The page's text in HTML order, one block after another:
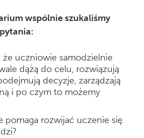
wspólnie szukaliśmy
że uczniowie samodzielnie
dążą do celu, rozwiązują
decyzje, zarządzają
i po czym to możemy
pomaga rozwijać uczenie się